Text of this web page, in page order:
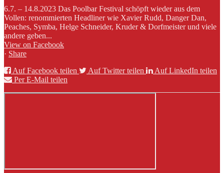
6.7. – 14.8.2023 Das Poolbar Festival schöpft wieder aus dem
Vollen: renommierten Headliner wie Xavier Rudd, Danger Dan,
Peaches, Symba, Helge Schneider, Kruder & Dorfmeister und viele
andere geben...
View on Facebook
· Share
Auf Facebook teilen
Auf Twitter teilen
Auf LinkedIn teilen
Per E-Mail teilen